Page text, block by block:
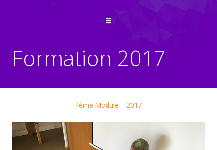
Formation 2017
4ème Module – 2017